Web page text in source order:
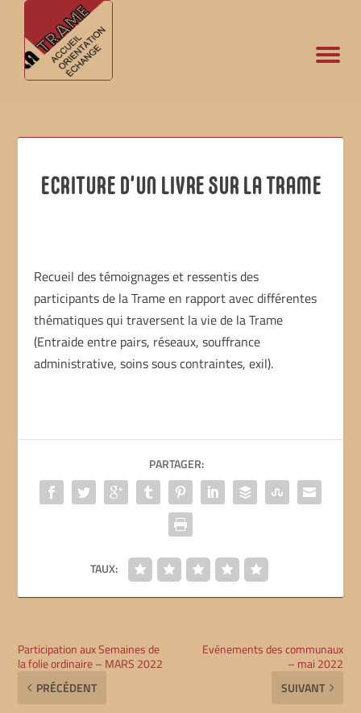
ECRITURE D’UN LIVRE SUR LA TRAME
Recueil des témoignages et ressentis des
participants de la Trame en rapport avec différentes
thématiques qui traversent la vie de la Trame
(Entraide entre pairs, réseaux, souffrance
administrative, soins sous contraintes, exil).
PARTAGER:
TAUX:
Participation aux Semaines de
la folie ordinaire – MARS 2022
PRÉCÉDENT
Evénements des communaux
– mai 2022
SUIVANT